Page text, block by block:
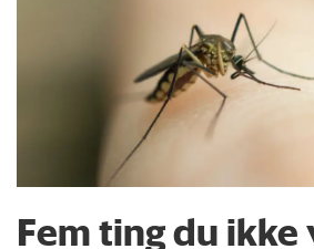
Fem ting du ikke